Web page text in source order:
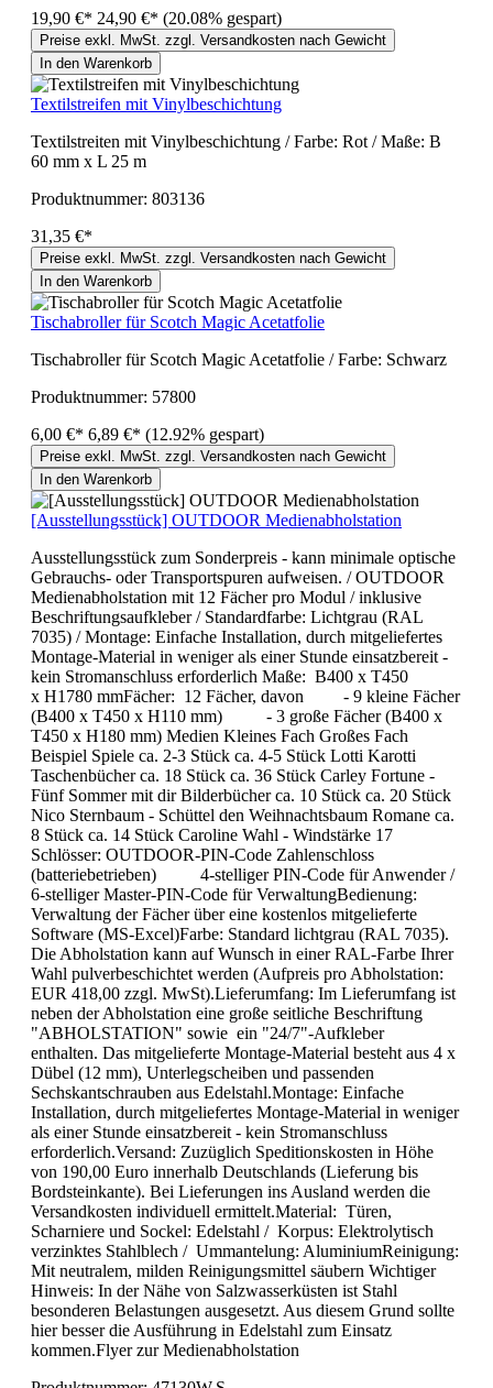
19,90 €* 24,90 €* (20.08% gespart)
Preise exkl. MwSt. zzgl. Versandkosten nach Gewicht
In den Warenkorb
Textilstreifen mit Vinylbeschichtung
Textilstreiten mit Vinylbeschichtung / Farbe: Rot / Maße: B
60 mm x L 25 m
Produktnummer: 803136
31,35 €*
Preise exkl. MwSt. zzgl. Versandkosten nach Gewicht
In den Warenkorb
Tischabroller für Scotch Magic Acetatfolie
Tischabroller für Scotch Magic Acetatfolie / Farbe: Schwarz
Produktnummer: 57800
6,00 €* 6,89 €* (12.92% gespart)
Preise exkl. MwSt. zzgl. Versandkosten nach Gewicht
In den Warenkorb
[Ausstellungsstück] OUTDOOR Medienabholstation
Ausstellungsstück zum Sonderpreis - kann minimale optische
Gebrauchs- oder Transportspuren aufweisen. / OUTDOOR
Medienabholstation mit 12 Fächer pro Modul / inklusive
Beschriftungsaufkleber / Standardfarbe: Lichtgrau (RAL
7035) / Montage: Einfache Installation, durch mitgeliefertes
Montage-Material in weniger als einer Stunde einsatzbereit -
kein Stromanschluss erforderlich Maße: B400 x T450
x H1780 mmFächer: 12 Fächer, davon - 9 kleine Fächer
(B400 x T450 x H110 mm) - 3 große Fächer (B400 x
T450 x H180 mm) Medien Kleines Fach Großes Fach
Beispiel Spiele ca. 2-3 Stück ca. 4-5 Stück Lotti Karotti
Taschenbücher ca. 18 Stück ca. 36 Stück Carley Fortune -
Fünf Sommer mit dir Bilderbücher ca. 10 Stück ca. 20 Stück
Nico Sternbaum - Schüttel den Weihnachtsbaum Romane ca.
8 Stück ca. 14 Stück Caroline Wahl - Windstärke 17
Schlösser: OUTDOOR-PIN-Code Zahlenschloss
(batteriebetrieben) 4-stelliger PIN-Code für Anwender /
6-stelliger Master-PIN-Code für VerwaltungBedienung:
Verwaltung der Fächer über eine kostenlos mitgelieferte
Software (MS-Excel)Farbe: Standard lichtgrau (RAL 7035).
Die Abholstation kann auf Wunsch in einer RAL-Farbe Ihrer
Wahl pulverbeschichtet werden (Aufpreis pro Abholstation:
EUR 418,00 zzgl. MwSt).Lieferumfang: Im Lieferumfang ist
neben der Abholstation eine große seitliche Beschriftung
"ABHOLSTATION" sowie ein "24/7"-Aufkleber
enthalten. Das mitgelieferte Montage-Material besteht aus 4 x
Dübel (12 mm), Unterlegscheiben und passenden
Sechskantschrauben aus Edelstahl.Montage: Einfache
Installation, durch mitgeliefertes Montage-Material in weniger
als einer Stunde einsatzbereit - kein Stromanschluss
erforderlich.Versand: Zuzüglich Speditionskosten in Höhe
von 190,00 Euro innerhalb Deutschlands (Lieferung bis
Bordsteinkante). Bei Lieferungen ins Ausland werden die
Versandkosten individuell ermittelt.Material: Türen,
Scharniere und Sockel: Edelstahl / Korpus: Elektrolytisch
verzinktes Stahlblech / Ummantelung: AluminiumReinigung:
Mit neutralem, milden Reinigungsmittel säubern Wichtiger
Hinweis: In der Nähe von Salzwasserküsten ist Stahl
besonderen Belastungen ausgesetzt. Aus diesem Grund sollte
hier besser die Ausführung in Edelstahl zum Einsatz
kommen.Flyer zur Medienabholstation